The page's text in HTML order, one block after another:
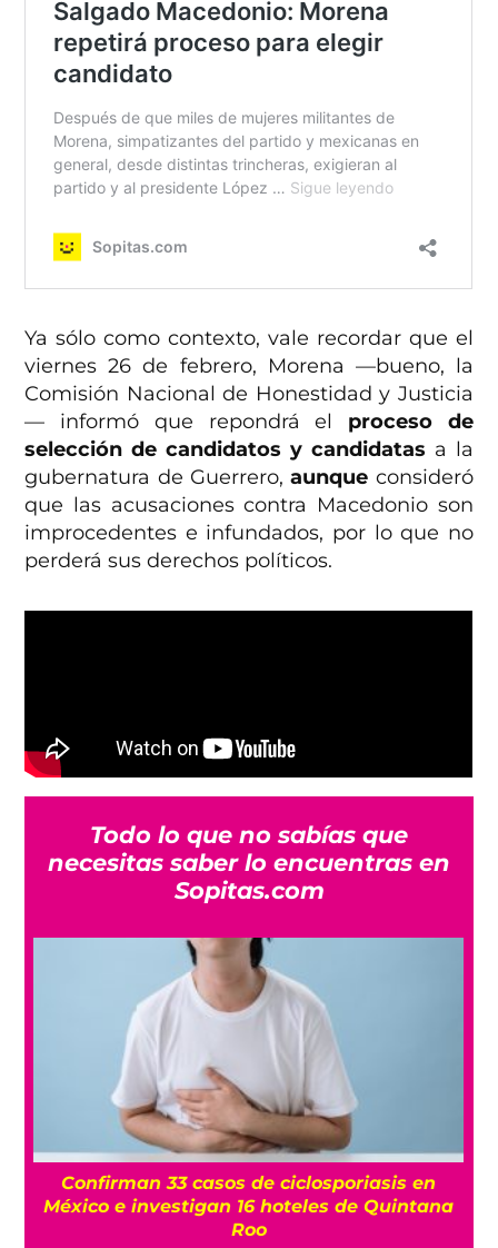
Ya sólo como contexto, vale recordar que el
viernes 26 de febrero, Morena —bueno, la
Comisión Nacional de Honestidad y Justicia
— informó que repondrá el
proceso de
selección de candidatos y candidatas a la
gubernatura de Guerrero,aunque consideró
que las acusaciones contra Macedonio son
improcedentes e infundados, por lo que no
perderá sus derechos políticos.
Todo lo que no sabías que
necesitas saber lo encuentras en
Sopitas.com
Confirman 33 casos de ciclosporiasis en
México e investigan 16 hoteles de Quintana
Roo